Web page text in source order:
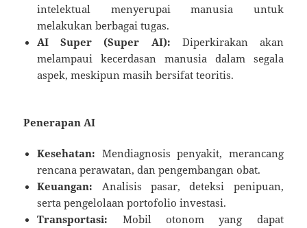
intelektual menyerupai manusia untuk
melakukan berbagai tugas.
AI Super (Super AI): Diperkirakan akan
melampaui kecerdasan manusia dalam segala
aspek, meskipun masih bersifat teoritis.
Penerapan AI
Kesehatan: Mendiagnosis penyakit, merancang
rencana perawatan, dan pengembangan obat.
Keuangan: Analisis pasar, deteksi penipuan,
serta pengelolaan portofolio investasi.
Transportasi: Mobil otonom yang dapat